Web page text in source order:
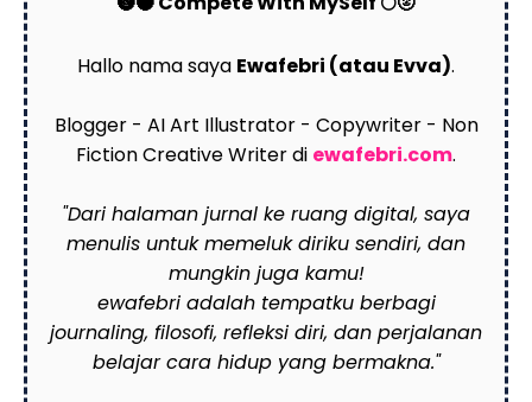
Hallo nama saya Ewafebri (atau Evva).
Blogger - AI Art Illustrator - Copywriter - Non
Fiction Creative Writer di ewafebri.com.
"Dari halaman jurnal ke ruang digital, saya
menulis untuk memeluk diriku sendiri, dan
mungkin juga kamu!
ewafebri adalah tempatku berbagi
journaling, filosofi, refleksi diri, dan perjalanan
belajar cara hidup yang bermakna."